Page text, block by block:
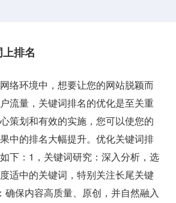
排名
络环境中，想要让您的网站脱颖而
流量，关键词排名的优化是至关重
策划和有效的实施，您可以使您的
中的排名大幅提升。优化关键词排
下：1，关键词研究：深入分析，选
适中的关键词，特别关注长尾关键
确保内容高质量、原创，并自然融入